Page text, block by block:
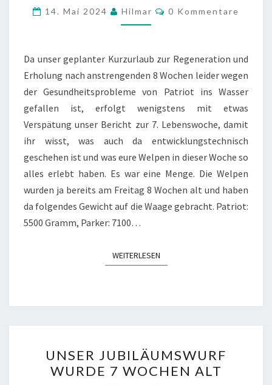
UNSERER
P’LER
SCHÖNEN
SCHÜPFBACHTAL
14. Mai 2024 Hilmar Kommentare
0 Kommentare
Da unser geplanter Kurzurlaub zur Regeneration und
Erholung nach anstrengenden 8 Wochen leider wegen
der Gesundheitsprobleme von Patriot ins Wasser
gefallen ist, erfolgt wenigstens mit etwas
Verspätung unser Bericht zur 7. Lebenswoche, damit
ihr wisst, was auch da entwicklungstechnisch
geschehen ist und was eure Welpen in dieser Woche so
alles erlebt haben. Es war eine Menge. Die Welpen
wurden ja bereits am Freitag 8 Wochen alt und haben
da folgendes Gewicht auf die Waage gebracht. Patriot:
5500 Gramm, Parker: 7100…
WEITERLESENWEITERLESEN
JUBILÄUMSWURF
WURDE
UNSER JUBILÄUMSWURF
WURDE 7 WOCHEN ALT